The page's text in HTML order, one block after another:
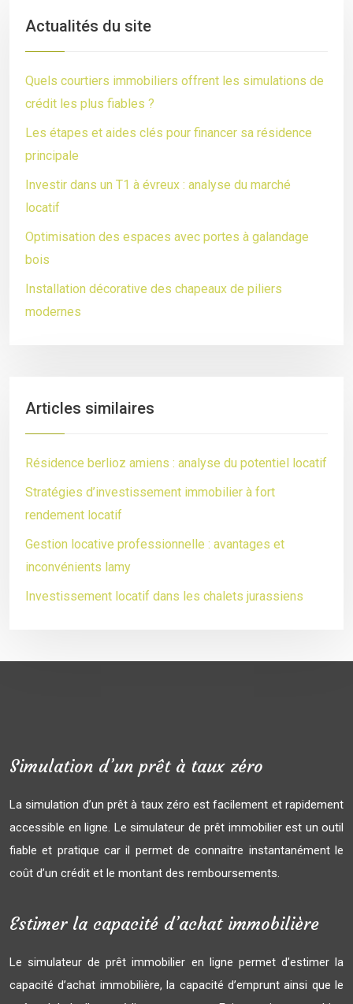
Actualités du site
Quels courtiers immobiliers offrent les simulations de
crédit les plus fiables ?
Les étapes et aides clés pour financer sa résidence
principale
Investir dans un T1 à évreux : analyse du marché
locatif
Optimisation des espaces avec portes à galandage
bois
Installation décorative des chapeaux de piliers
modernes
Articles similaires
Résidence berlioz amiens : analyse du potentiel locatif
Stratégies d’investissement immobilier à fort
rendement locatif
Gestion locative professionnelle : avantages et
inconvénients lamy
Investissement locatif dans les chalets jurassiens
Simulation d’un prêt à taux zéro
La simulation d’un prêt à taux zéro est facilement et rapidement
accessible en ligne. Le simulateur de prêt immobilier est un outil
fiable et pratique car il permet de connaitre instantanément le
coût d’un crédit et le montant des remboursements.
Estimer la capacité d’achat immobilière
Le simulateur de prêt immobilier en ligne permet d’estimer la
capacité d’achat immobilière, la capacité d’emprunt ainsi que le